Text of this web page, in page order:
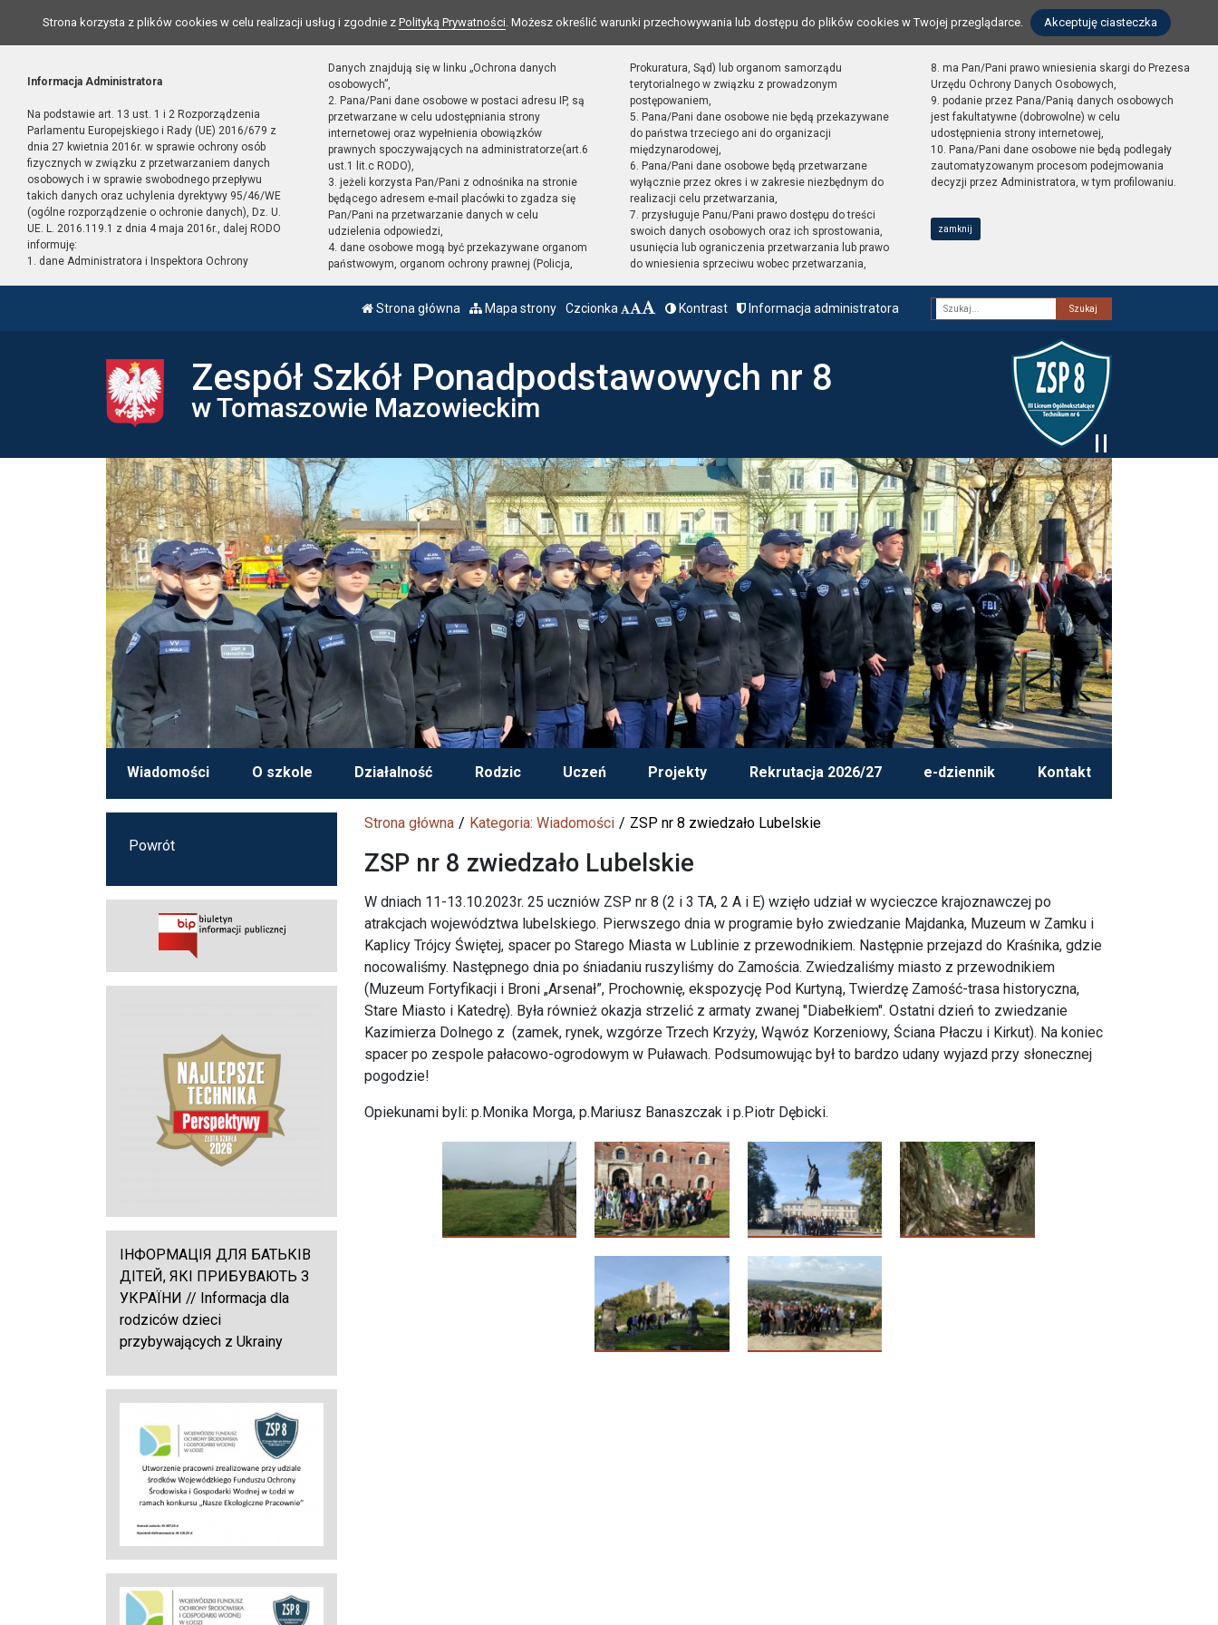
Strona korzysta z plików cookies w celu realizacji usług i zgodnie z Polityką Prywatności. Możesz określić warunki przechowywania lub dostępu do plików cookies w Twojej przeglądarce. Akceptuję ciasteczka
Informacja Administratora
Na podstawie art. 13 ust. 1 i 2 Rozporządzenia
Parlamentu Europejskiego i Rady (UE) 2016/679 z
dnia 27 kwietnia 2016r. w sprawie ochrony osób
fizycznych w związku z przetwarzaniem danych
osobowych i w sprawie swobodnego przepływu
takich danych oraz uchylenia dyrektywy 95/46/WE
(ogólne rozporządzenie o ochronie danych), Dz. U.
UE. L. 2016.119.1 z dnia 4 maja 2016r., dalej RODO
informuję:
1. dane Administratora i Inspektora Ochrony
Danych znajdują się w linku „Ochrona danych
osobowych”,
2. Pana/Pani dane osobowe w postaci adresu IP, są
przetwarzane w celu udostępniania strony
internetowej oraz wypełnienia obowiązków
prawnych spoczywających na administratorze(art.6
ust.1 lit.c RODO),
3. jeżeli korzysta Pan/Pani z odnośnika na stronie
będącego adresem e-mail placówki to zgadza się
Pan/Pani na przetwarzanie danych w celu
udzielenia odpowiedzi,
4. dane osobowe mogą być przekazywane organom
państwowym, organom ochrony prawnej (Policja,
Prokuratura, Sąd) lub organom samorządu
terytorialnego w związku z prowadzonym
postępowaniem,
5. Pana/Pani dane osobowe nie będą przekazywane
do państwa trzeciego ani do organizacji
międzynarodowej,
6. Pana/Pani dane osobowe będą przetwarzane
wyłącznie przez okres i w zakresie niezbędnym do
realizacji celu przetwarzania,
7. przysługuje Panu/Pani prawo dostępu do treści
swoich danych osobowych oraz ich sprostowania,
usunięcia lub ograniczenia przetwarzania lub prawo
do wniesienia sprzeciwu wobec przetwarzania,
8. ma Pan/Pani prawo wniesienia skargi do Prezesa
Urzędu Ochrony Danych Osobowych,
9. podanie przez Pana/Panią danych osobowych
jest fakultatywne (dobrowolne) w celu
udostępnienia strony internetowej,
10. Pana/Pani dane osobowe nie będą podlegały
zautomatyzowanym procesom podejmowania
decyzji przez Administratora, w tym profilowaniu.
zamknij
Strona główna Mapa strony Czcionka Kontrast Informacja administratora
Fraza
Zespół Szkół Ponadpodstawowych nr 8
w Tomaszowie Mazowieckim
Wiadomości O szkole Działalność Rodzic Uczeń Projekty Rekrutacja 2026/27 e-dziennik Kontakt
Strona główna Kategoria: Wiadomości ZSP nr 8 zwiedzało Lubelskie
ZSP nr 8 zwiedzało Lubelskie
W dniach 11-13.10.2023r. 25 uczniów ZSP nr 8 (2 i 3 TA, 2 A i E) wzięło udział w wycieczce krajoznawczej po
atrakcjach województwa lubelskiego. Pierwszego dnia w programie było zwiedzanie Majdanka, Muzeum w Zamku i
Kaplicy Trójcy Świętej, spacer po Starego Miasta w Lublinie z przewodnikiem. Następnie przejazd do Kraśnika, gdzie
nocowaliśmy. Następnego dnia po śniadaniu ruszyliśmy do Zamościa. Zwiedzaliśmy miasto z przewodnikiem
(Muzeum Fortyfikacji i Broni „Arsenał”, Prochownię, ekspozycję Pod Kurtyną, Twierdzę Zamość-trasa historyczna,
Stare Miasto i Katedrę). Była również okazja strzelić z armaty zwanej "Diabełkiem". Ostatni dzień to zwiedzanie
Kazimierza Dolnego z (zamek, rynek, wzgórze Trzech Krzyży, Wąwóz Korzeniowy, Ściana Płaczu i Kirkut). Na koniec
spacer po zespole pałacowo-ogrodowym w Puławach. Podsumowując był to bardzo udany wyjazd przy słonecznej
pogodzie!
Opiekunami byli: p.Monika Morga, p.Mariusz Banaszczak i p.Piotr Dębicki.
Powrót
ІНФОРМАЦІЯ ДЛЯ БАТЬКІВ
ДІТЕЙ, ЯКІ ПРИБУВАЮТЬ З
УКРАЇНИ // Informacja dla
rodziców dzieci
przybywających z Ukrainy